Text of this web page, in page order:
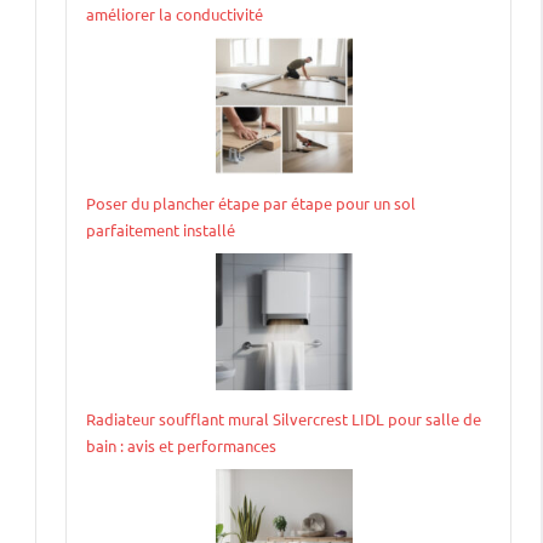
améliorer la conductivité
Poser du plancher étape par étape pour un sol
parfaitement installé
Radiateur soufflant mural Silvercrest LIDL pour salle de
bain : avis et performances